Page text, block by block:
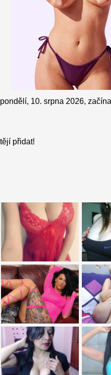
10. srpna 2026,
přidat!